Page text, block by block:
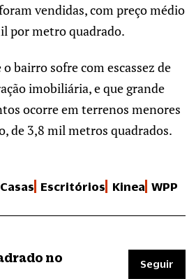
vendidas, com preço médio
por metro quadrado.
bairro sofre com escassez de
imobiliária, e que grande
ocorre em terrenos menores
de 3,8 mil metros quadrados.
Escritórios Kinea WPP
no
Seguir